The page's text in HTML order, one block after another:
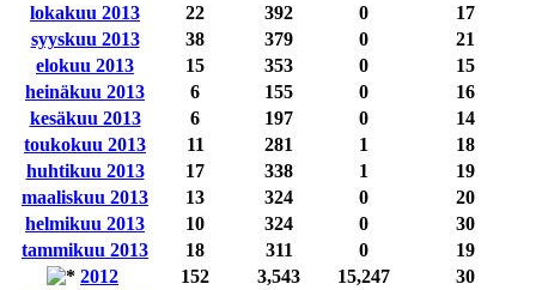
lokakuu 2013
22 392 0
17
syyskuu 2013
38 379 0
21
elokuu 2013
15 353 0
15
heinäkuu 2013
6 155 0
16
kesäkuu 2013
6 197 0
14
toukokuu 2013
11 281 1
18
huhtikuu 2013
17 338 1
19
maaliskuu 2013
13 324 0
20
helmikuu 2013
10 324 0
30
tammikuu 2013
18 311 0
19
2012
152 3,543 15,247
30